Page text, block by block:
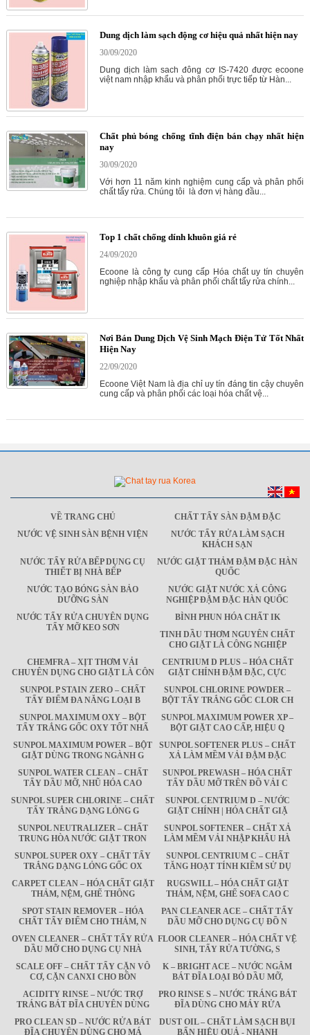
Dung dịch làm sạch động cơ hiệu quả nhất hiện nay
30/09/2020
Dung dịch làm sach đông cơ IS-7420 được ecoone
việt nam nhập khẩu và phân phối trực tiếp từ Hàn...
Chất phủ bóng chống tĩnh điện bán chạy nhất hiện
nay
30/09/2020
Với hơn 11 năm kinh nghiệm cung cấp và phân phối
chất tẩy rửa. Chúng tôi là đơn vị hàng đầu...
Top 1 chất chống dính khuôn giá rẻ
24/09/2020
Ecoone là công ty cung cấp Hóa chất uy tín chuyên
nghiệp nhập khẩu và phân phối chất tẩy rửa chính...
Nơi Bán Dung Dịch Vệ Sinh Mạch Điện Tử Tốt Nhất
Hiện Nay
22/09/2020
Ecoone Việt Nam là địa chỉ uy tín đáng tin cậy chuyên
cung cấp và phân phối các loại hóa chất vệ...
VỀ TRANG CHỦ
CHẤT TẨY SÀN ĐẬM ĐẶC
NƯỚC VỆ SINH SÀN BỆNH VIỆN
NƯỚC TẨY RỬA LÀM SẠCH
KHÁCH SẠN
NƯỚC TẨY RỬA BẾP DỤNG CỤ
THIẾT BỊ NHÀ BẾP
NƯỚC GIẶT THẢM ĐẬM ĐẶC HÀN
QUỐC
NƯỚC TẠO BÓNG SÀN BẢO
DƯỠNG SÀN
NƯỚC GIẶT NƯỚC XẢ CÔNG
NGHIỆP ĐẬM ĐẶC HÀN QUỐC
NƯỚC TẨY RỬA CHUYÊN DỤNG
TẨY MỠ KEO SƠN
BÌNH PHUN HÓA CHẤT IK
TINH DẦU THƠM NGUYÊN CHẤT
CHO GIẶT LÀ CÔNG NGHIỆP
CHEMFRA – XỊT THƠM VẢI
CHUYÊN DỤNG CHO GIẶT LÀ CÔN
CENTRIUM D PLUS – HÓA CHẤT
GIẶT CHÍNH ĐẬM ĐẶC, CỰC
SUNPOL P STAIN ZERO – CHẤT
TẨY ĐIỂM ĐA NĂNG LOẠI B
SUNPOL CHLORINE POWDER –
BỘT TẨY TRẮNG GỐC CLOR CH
SUNPOL MAXIMUM OXY – BỘT
TẨY TRẮNG GỐC OXY TỐT NHẤ
SUNPOL MAXIMUM POWER XP –
BỘT GIẶT CAO CẤP, HIỆU Q
SUNPOL MAXIMUM POWER – BỘT
GIẶT DÙNG TRONG NGÀNH G
SUNPOL SOFTENER PLUS – CHẤT
XẢ LÀM MỀM VẢI ĐẬM ĐẶC
SUNPOL WATER CLEAN – CHẤT
TẨY DẦU MỠ, NHŨ HÓA CAO
SUNPOL PREWASH – HÓA CHẤT
TẨY DẦU MỠ TRÊN ĐỒ VẢI C
SUNPOL SUPER CHLORINE – CHẤT
TẨY TRẮNG DẠNG LỎNG G
SUNPOL CENTRIUM D – NƯỚC
GIẶT CHÍNH | HÓA CHẤT GIẶ
SUNPOL NEUTRALIZER – CHẤT
TRUNG HÒA NƯỚC GIẶT TRON
SUNPOL SOFTENER – CHẤT XẢ
LÀM MỀM VẢI NHẬP KHẨU HÀ
SUNPOL SUPER OXY – CHẤT TẨY
TRẮNG DẠNG LỎNG GỐC OX
SUNPOL CENTRIUM C – CHẤT
TĂNG HOẠT TÍNH KIỀM SỬ DỤ
CARPET CLEAN – HÓA CHẤT GIẶT
THẢM, NỆM, GHẾ THÔNG
RUGSWILL – HÓA CHẤT GIẶT
THẢM, NỆM, GHẾ SOFA CAO C
SPOT STAIN REMOVER – HÓA
CHẤT TẨY ĐIỂM CHO THẢM, N
PAN CLEANER ACE – CHẤT TẨY
DẦU MỠ CHO DỤNG CỤ ĐỒ N
OVEN CLEANER – CHẤT TẨY RỬA
DẦU MỠ CHO DỤNG CỤ NHÀ
FLOOR CLEANER – HÓA CHẤT VỆ
SINH, TẨY RỬA TƯỜNG, S
SCALE OFF – CHẤT TẨY CẶN VÔ
CƠ, CẶN CANXI CHO BỒN
K – BRIGHT ACE – NƯỚC NGÂM
BÁT ĐĨA LOẠI BỎ DẦU MỠ,
ACIDITY RINSE – NƯỚC TRỢ
TRÁNG BÁT ĐĨA CHUYÊN DÙNG
PRO RINSE S – NƯỚC TRÁNG BÁT
ĐĨA DÙNG CHO MÁY RỬA
PRO CLEAN SD – NƯỚC RỬA BÁT
ĐĨA CHUYÊN DÙNG CHO MÁ
DUST OIL – CHẤT LÀM SẠCH BỤI
BẨN HIỆU QUẢ - NHANH